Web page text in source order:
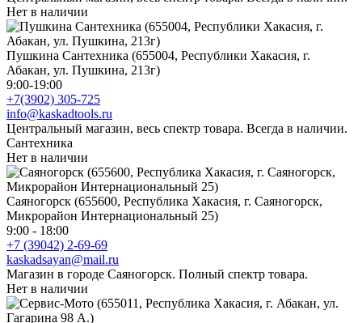
Нет в наличии
Пушкина Сантехника (655004, Республики Хакасия, г.
Абакан, ул. Пушкина, 213г)
9:00-19:00
+7(3902) 305-725
info@kaskadtools.ru
Центральный магазин, весь спектр товара. Всегда в наличии.
Сантехника
Нет в наличии
Саяногорск (655600, Республика Хакасия, г. Саяногорск,
Микрорайон Интернациональный 25)
9:00 - 18:00
+7 (39042) 2-69-69
kaskadsayan@mail.ru
Магазин в городе Саяногорск. Полный спектр товара.
Нет в наличии